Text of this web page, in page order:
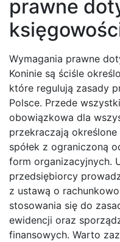
prawne
Wymagania prawne
Koninie są ściśle
które regulują zasady
Polsce. Przede
obowiązkowa dla
przekraczają
spółek z ograniczoną
form organizacyjnych.
przedsiębiorcy
z ustawą o
stosowania się do
ewidencji oraz
finansowych. Warto